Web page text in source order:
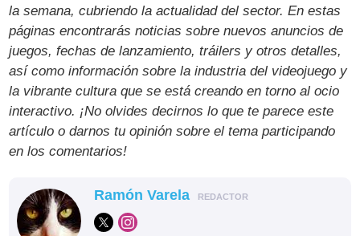
la semana, cubriendo la actualidad del sector. En estas
páginas encontrarás noticias sobre nuevos anuncios de
juegos, fechas de lanzamiento, tráilers y otros detalles,
así como información sobre la industria del videojuego y
la vibrante cultura que se está creando en torno al ocio
interactivo. ¡No olvides decirnos lo que te parece este
artículo o darnos tu opinión sobre el tema participando
en los comentarios!
Ramón Varela REDACTOR